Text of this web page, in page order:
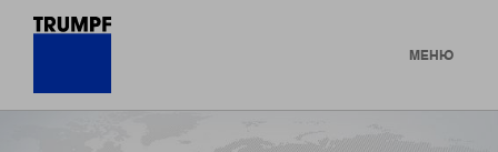
МЕНЮ